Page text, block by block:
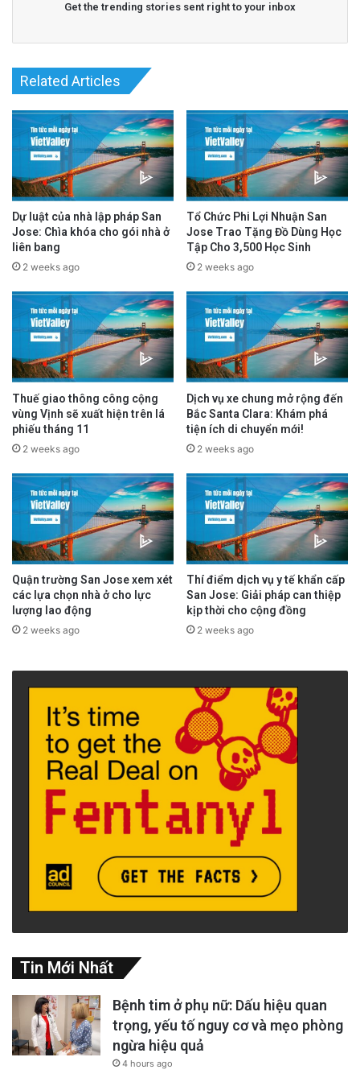
Get the trending stories sent right to your inbox
Related Articles
Dự luật của nhà lập pháp San
Jose: Chìa khóa cho gói nhà ở
liên bang
2 weeks ago
Tổ Chức Phi Lợi Nhuận San
Jose Trao Tặng Đồ Dùng Học
Tập Cho 3,500 Học Sinh
2 weeks ago
Thuế giao thông công cộng
vùng Vịnh sẽ xuất hiện trên lá
phiếu tháng 11
2 weeks ago
Dịch vụ xe chung mở rộng đến
Bắc Santa Clara: Khám phá
tiện ích di chuyển mới!
2 weeks ago
Quận trường San Jose xem xét
các lựa chọn nhà ở cho lực
lượng lao động
2 weeks ago
Thí điểm dịch vụ y tế khẩn cấp
San Jose: Giải pháp can thiệp
kịp thời cho cộng đồng
2 weeks ago
Tin Mới Nhất
Bệnh tim ở phụ nữ: Dấu hiệu quan
trọng, yếu tố nguy cơ và mẹo phòng
ngừa hiệu quả
4 hours ago